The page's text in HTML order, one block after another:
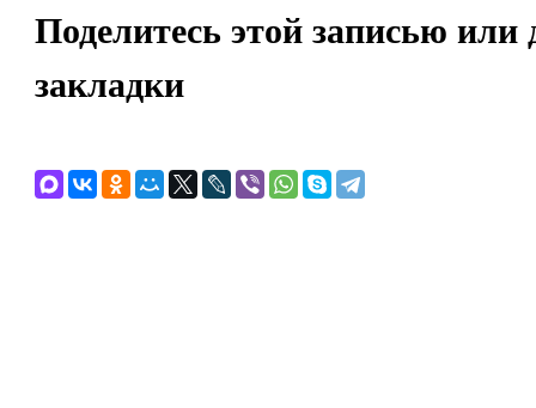
Поделитесь этой записью или
закладки